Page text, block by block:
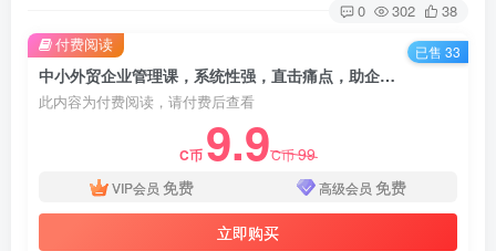
0 302 38
中小外贸企业管理课，系统性强，直击痛点，助企业全面提升管理智慧
此内容为付费阅读，请付费后查看
C币 9.9C币99
VIP会员 免费 高级会员 免费
立即购买
付费阅读 已售 33